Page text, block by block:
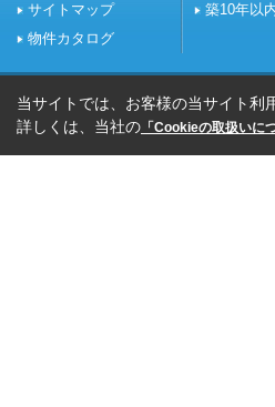
サイトマップ
物件カタログ
築10年以
当サイトでは、お客様の当サイト利
詳しくは、当社の 「Cookieの取扱いに